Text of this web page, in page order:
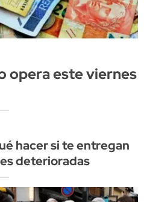
opera este viernes
hacer si te entregan
deterioradas